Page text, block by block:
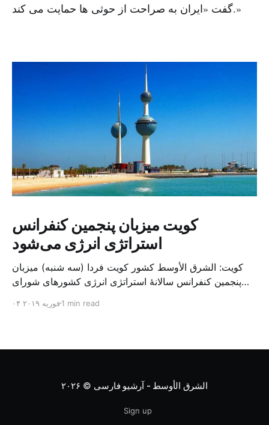
گفت «ایران به صراحت از حوثی ها حمایت می کند.»
کویت میزبان پنجمین کنفرانس
استراتژی انرژی می‌شود
کویت: الشرق الأوسط کشور کویت فردا (سه شنبه) میزبان
پنجمین کنفرانس سالانهٔ استراتژی انرژی کشورهای شورای
متخصص از شرکت‌های جهانی نفت و گاز در این کنفرانس
۰۴ فوریه ۲۰۱۹1 min read
الشرق الأوسط - آرشیو فارسی © ۲۰۲۶
Sign up